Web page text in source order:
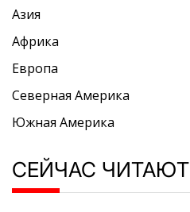
Азия
Африка
Европа
Северная Америка
Южная Америка
СЕЙЧАС ЧИТАЮТ